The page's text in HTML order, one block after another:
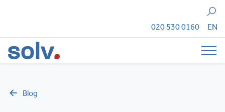
Zoeken
020 530 0160 EN
Blog